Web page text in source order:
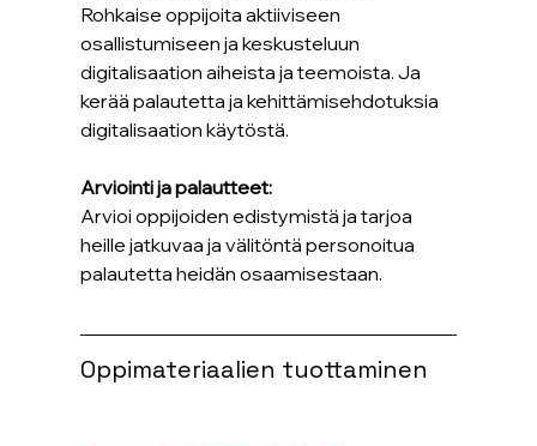
Rohkaise oppijoita aktiiviseen
osallistumiseen ja keskusteluun
digitalisaation aiheista ja teemoista. Ja
kerää palautetta ja kehittämisehdotuksia
digitalisaation käytöstä.
Arviointi ja palautteet:
Arvioi oppijoiden edistymistä ja tarjoa
heille jatkuvaa ja välitöntä personoitua
palautetta heidän osaamisestaan.
Oppimateriaalien tuottaminen